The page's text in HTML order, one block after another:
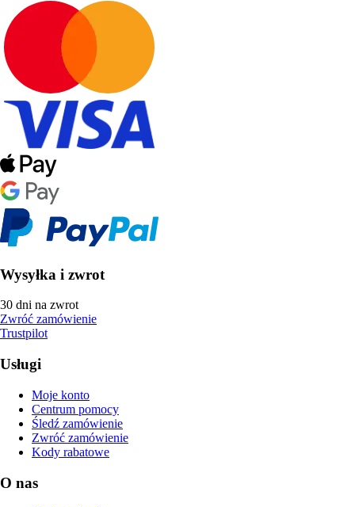
Wysyłka i zwrot
30 dni na zwrot
Zwróć zamówienie
Trustpilot
Usługi
Moje konto
Centrum pomocy
Śledź zamówienie
Zwróć zamówienie
Kody rabatowe
O nas